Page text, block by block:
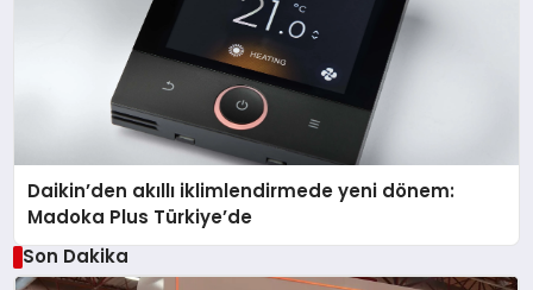
Daikin’den akıllı iklimlendirmede yeni dönem:
Madoka Plus Türkiye’de
Son Dakika